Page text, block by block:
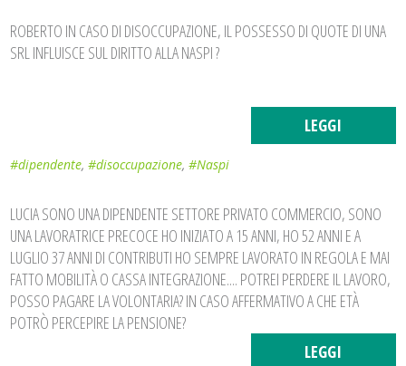
ROBERTO IN CASO DI DISOCCUPAZIONE, IL POSSESSO DI QUOTE DI UNA
SRL INFLUISCE SUL DIRITTO ALLA NASPI ?
LEGGI
#dipendente,#disoccupazione,#Naspi
LUCIA SONO UNA DIPENDENTE SETTORE PRIVATO COMMERCIO, SONO
UNA LAVORATRICE PRECOCE HO INIZIATO A 15 ANNI, HO 52 ANNI E A
LUGLIO 37 ANNI DI CONTRIBUTI HO SEMPRE LAVORATO IN REGOLA E MAI
FATTO MOBILITÀ O CASSA INTEGRAZIONE.... POTREI PERDERE IL LAVORO,
POSSO PAGARE LA VOLONTARIA? IN CASO AFFERMATIVO A CHE ETÀ
POTRÒ PERCEPIRE LA PENSIONE?
LEGGI